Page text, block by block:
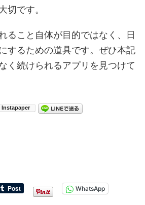
切です。
ること自体が目的ではなく、日
するための道具です。ぜひ本記
く続けられるアプリを見つけて
WhatsApp